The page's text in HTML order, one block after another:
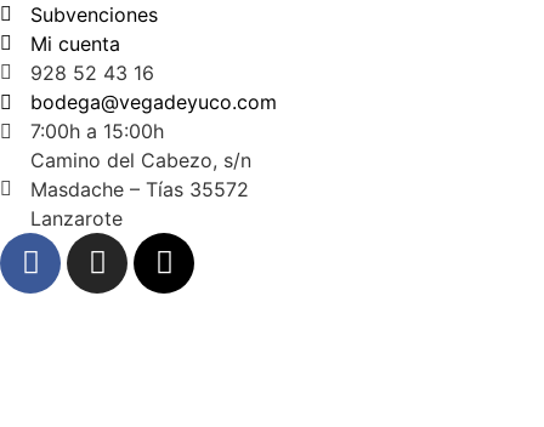
Subvenciones
Mi cuenta
928 52 43 16
bodega@vegadeyuco.com
7:00h a 15:00h
Camino del Cabezo, s/n
Masdache – Tías 35572
Lanzarote